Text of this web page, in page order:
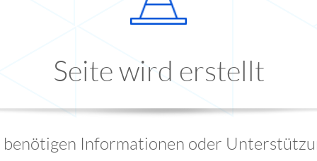
Seite wird erstellt
benötigen Informationen oder